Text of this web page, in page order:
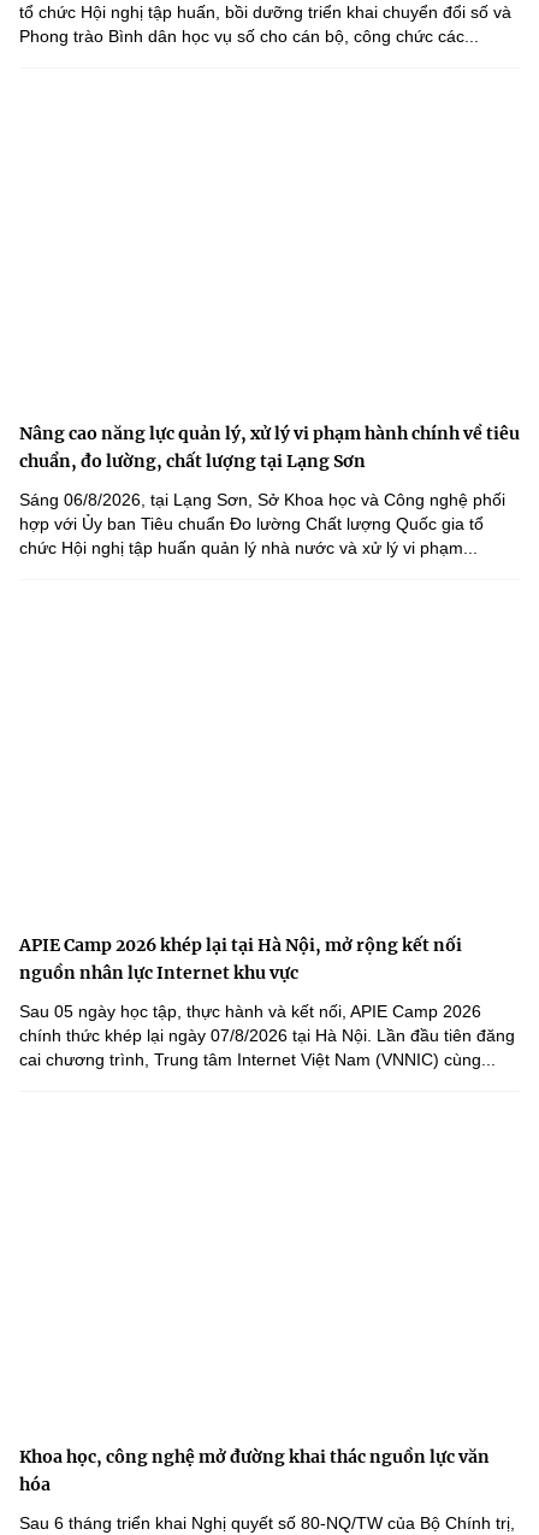
tổ chức Hội nghị tập huấn, bồi dưỡng triển khai chuyển đổi số và
Phong trào Bình dân học vụ số cho cán bộ, công chức các...
Nâng cao năng lực quản lý, xử lý vi phạm hành chính về tiêu
chuẩn, đo lường, chất lượng tại Lạng Sơn
Sáng 06/8/2026, tại Lạng Sơn, Sở Khoa học và Công nghệ phối
hợp với Ủy ban Tiêu chuẩn Đo lường Chất lượng Quốc gia tổ
chức Hội nghị tập huấn quản lý nhà nước và xử lý vi phạm...
APIE Camp 2026 khép lại tại Hà Nội, mở rộng kết nối
nguồn nhân lực Internet khu vực
Sau 05 ngày học tập, thực hành và kết nối, APIE Camp 2026
chính thức khép lại ngày 07/8/2026 tại Hà Nội. Lần đầu tiên đăng
cai chương trình, Trung tâm Internet Việt Nam (VNNIC) cùng...
Khoa học, công nghệ mở đường khai thác nguồn lực văn
hóa
Sau 6 tháng triển khai Nghị quyết số 80-NQ/TW của Bộ Chính trị,